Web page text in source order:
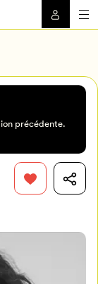
précédente.